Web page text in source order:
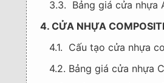
3.3. Bảng giá cửa nhựa
4. CỬA NHỰA
4.1. Cấu tạo cửa nhựa
4.2. Bảng giá cửa nhựa